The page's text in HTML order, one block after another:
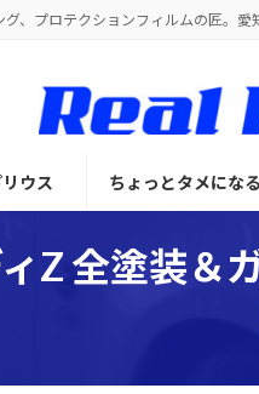
、プロテクションフィルムの匠。愛
ウス ちょっとタメにな
Z 全塗装